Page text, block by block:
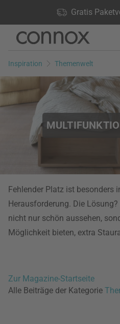
Gratis
lagernd, 60 Tage Rückgaberecht
Direkt
Seiteninhalt
Direkt
Suchfeld
Inspiration Themenwelt
Fehlender Platz ist besonders
Herausforderung. Die
nicht nur schön aussehen,
Möglichkeit bieten, extra
Zur Magazine-Startseite
Alle Beiträge der Kategorie